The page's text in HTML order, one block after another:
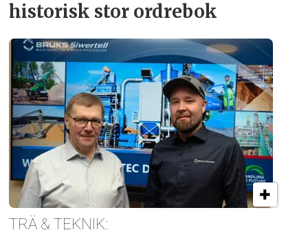
historisk stor ordrebok
TRÄ & TEKNIK: